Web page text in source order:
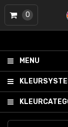
MENU
0